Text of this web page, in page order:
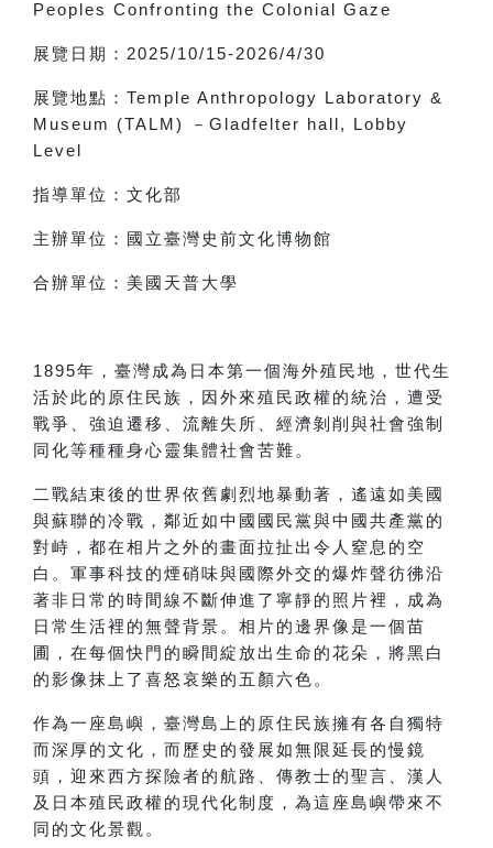
Peoples Confronting the Colonial Gaze
展覽日期： 2025/10/15-2026/4/30
展覽地點： Temple Anthropology Laboratory &
Museum (TALM)
－ Gladfelter hall, Lobby
Level
指導單位：文化部
主辦單位：國立臺灣史前文化博物館
合辦單位：美國天普大學
1895年，臺灣成為日本第一個海外殖民地，世代生
活於此的原住民族，因外來殖民政權的統治，遭受
戰爭、強迫遷移、流離失所、經濟剝削與社會強制
同化等種種身心靈集體社會苦難。
二戰結束後的世界依舊劇烈地暴動著，遙遠如美國
與蘇聯的冷戰，鄰近如中國國民黨與中國共產黨的
對峙，都在相片之外的畫面拉扯出令人窒息的空
白。軍事科技的煙硝味與國際外交的爆炸聲彷彿沿
著非日常的時間線不斷伸進了寧靜的照片裡，成為
日常生活裡的無聲背景。相片的邊界像是一個苗
圃，在每個快門的瞬間綻放出生命的花朵，將黑白
的影像抹上了喜怒哀樂的五顏六色。
作為一座島嶼，臺灣島上的原住民族擁有各自獨特
而深厚的文化，而歷史的發展如無限延長的慢鏡
頭，迎來西方探險者的航路、傳教士的聖言、漢人
及日本殖民政權的現代化制度，為這座島嶼帶來不
同的文化景觀。